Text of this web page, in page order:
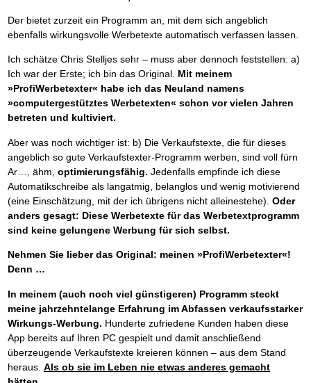
Der bietet zurzeit ein Programm an, mit dem sich angeblich
ebenfalls wirkungsvolle Werbetexte automatisch verfassen lassen.
Ich schätze Chris Stelljes sehr – muss aber dennoch feststellen: a)
Ich war der Erste; ich bin das Original. Mit meinem
»ProfiWerbetexter« habe ich das Neuland namens
»computergestütztes Werbetexten« schon vor vielen Jahren
betreten und kultiviert.
Aber was noch wichtiger ist: b) Die Verkaufstexte, die für dieses
angeblich so gute Verkaufstexter-Programm werben, sind voll fürn
Ar…, ähm, optimierungsfähig. Jedenfalls empfinde ich diese
Automatikschreibe als langatmig, belanglos und wenig motivierend
(eine Einschätzung, mit der ich übrigens nicht alleinestehe). Oder
anders gesagt: Diese Werbetexte für das Werbetextprogramm
sind keine gelungene Werbung für sich selbst.
Nehmen Sie lieber das Original: meinen »ProfiWerbetexter«!
Denn …
In meinem (auch noch viel günstigeren) Programm steckt
meine jahrzehntelange Erfahrung im Abfassen verkaufsstarker
Wirkungs-Werbung. Hunderte zufriedene Kunden haben diese
App bereits auf Ihren PC gespielt und damit anschließend
überzeugende Verkaufstexte kreieren können – aus dem Stand
heraus. Als ob sie im Leben nie etwas anderes gemacht